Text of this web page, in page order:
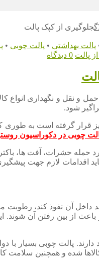
جلوگیری از کپک پالت
پالت بهداشتی • پالت چوبی •
پالت 0 دیدگاه
و نقل و نگهداری انواع
شود.
گرفته است به طوری
چوبی در دکوراسیون
حشرات، آفت ها،
لازم جهت پیشگیری
آن نفوذ کند،
باعث از بین رفتن آن
دارند. پالت چوبی
شده و همچنین سلامت